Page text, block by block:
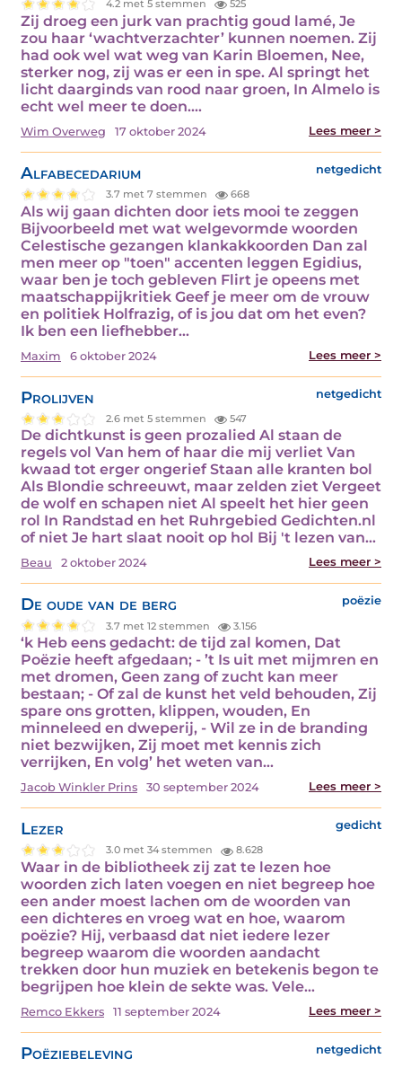
4.2 met 5 stemmen 525
Zij droeg een jurk van prachtig goud lamé, Je
zou haar ‘wachtverzachter’ kunnen noemen. Zij
had ook wel wat weg van Karin Bloemen, Nee,
sterker nog, zij was er een in spe. Al springt het
licht daarginds van rood naar groen, In Almelo is
echt wel meer te doen.…
Wim Overweg 17 oktober 2024 Lees meer >
Alfabecedarium netgedicht
3.7 met 7 stemmen 668
Als wij gaan dichten door iets mooi te zeggen
Bijvoorbeeld met wat welgevormde woorden
Celestische gezangen klankakkoorden Dan zal
men meer op "toen" accenten leggen Egidius,
waar ben je toch gebleven Flirt je opeens met
maatschappijkritiek Geef je meer om de vrouw
en politiek Holfrazig, of is jou dat om het even?
Ik ben een liefhebber…
Maxim 6 oktober 2024 Lees meer >
Prolijven netgedicht
2.6 met 5 stemmen 547
De dichtkunst is geen prozalied Al staan de
regels vol Van hem of haar die mij verliet Van
kwaad tot erger ongerief Staan alle kranten bol
Als Blondie schreeuwt, maar zelden ziet Vergeet
de wolf en schapen niet Al speelt het hier geen
rol In Randstad en het Ruhrgebied Gedichten.nl
of niet Je hart slaat nooit op hol Bij 't lezen van…
Beau 2 oktober 2024 Lees meer >
De oude van de berg poëzie
3.7 met 12 stemmen 3.156
‘k Heb eens gedacht: de tijd zal komen, Dat
Poëzie heeft afgedaan; - ’t Is uit met mijmren en
met dromen, Geen zang of zucht kan meer
bestaan; - Of zal de kunst het veld behouden, Zij
spare ons grotten, klippen, wouden, En
minneleed en dweperij, - Wil ze in de branding
niet bezwijken, Zij moet met kennis zich
verrijken, En volg’ het weten van…
Jacob Winkler Prins 30 september 2024 Lees meer >
Lezer gedicht
3.0 met 34 stemmen 8.628
Waar in de bibliotheek zij zat te lezen hoe
woorden zich laten voegen en niet begreep hoe
een ander moest lachen om de woorden van
een dichteres en vroeg wat en hoe, waarom
poëzie? Hij, verbaasd dat niet iedere lezer
begreep waarom die woorden aandacht
trekken door hun muziek en betekenis begon te
begrijpen hoe klein de sekte was. Vele…
Remco Ekkers 11 september 2024 Lees meer >
Poëziebeleving netgedicht